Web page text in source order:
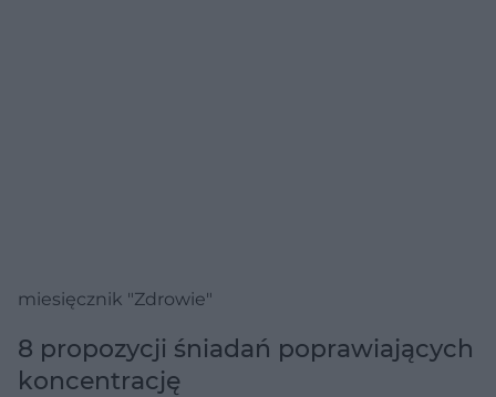
miesięcznik "Zdrowie"
8 propozycji śniadań poprawiających
koncentrację